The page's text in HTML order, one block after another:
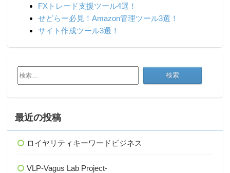
FXトレード支援ツール4選！
せどらー必見！Amazon管理ツール3選！
サイト作成ツール3選！
検
索:
最近の投稿
ロイヤリティキーワードビジネス
VLP-Vagus Lab Project-